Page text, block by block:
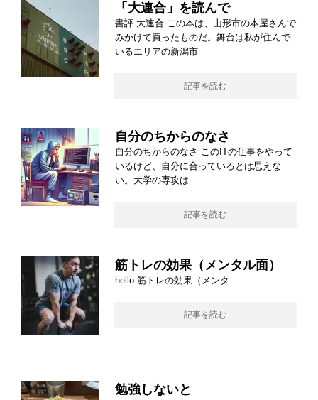
「大連合」を読んで
書評 大連合 この本は、山形市の本屋さんで
みかけて買ったものだ。舞台は私が住んで
いるエリアの新潟市
記事を読む
自分のちからのなさ
自分のちからのなさ このITの仕事をやって
いるけど、自分に合っているとは思えな
い。大学の専攻は
記事を読む
筋トレの効果（メンタル面）
hello 筋トレの効果（メンタ
記事を読む
勉強しないと